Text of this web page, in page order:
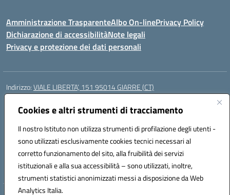
Cookies e altri strumenti di tracciamento
Il nostro Istituto non utilizza strumenti di profilazione degli utenti -
sono utilizzati esclusivamente cookies tecnici necessari al
corretto funzionamento del sito, alla fruibilità dei servizi
istituzionali e alla sua accessibilità – sono utilizzati, inoltre,
strumenti statistici anonimizzati messi a disposizione da Web
Analytics Italia.
Amministrazione TrasparenteAlbo On-linePrivacy Policy
Dichiarazione di accessibilitàNote legali
Privacy e protezione dei dati personali
Indirizzo:VIALE LIBERTA’, 151 95014 GIARRE (CT)
Centralino:
Posta elettronica certificata (PEC):ctmm151004@pec.istruzione.it
Codice fiscale: 92032760875
Codice meccanografico:CTMM151004
Codice Indice delle Pubbliche Amministrazioni (IPA): cpiacd
Codice unico di fatturazione (CUF): UF783Q